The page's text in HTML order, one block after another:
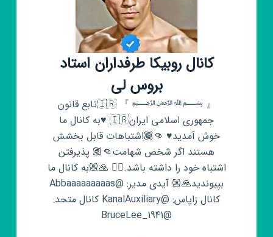
کانال روبیکا طرفداران استاد
بروس لی
『 ﷽ 』 🇮🇷تابع قانون
جمهوری اسلامی ایران🇮🇷 ♥️به کانال ما
خوش آمدید♥️ 👊🏾اشتباهات قابل بخشش
هستند اگر شخص شهامت👊🏽 پذیرفتن
اشتباه خود را داشته باشد.✌🏾 🙏🏼به کانال ما
بپیوندید🙏🏼 آیدی مدیر: @Abbaaaaaaaaas
کانال زاپاس: @KanalAuxiliary کانال متحد:
@BruceLee_1941